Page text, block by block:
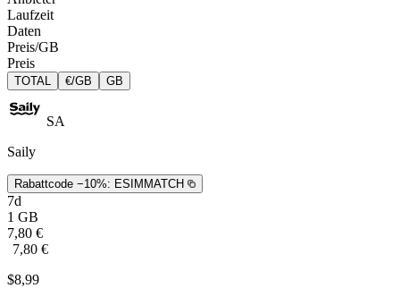
Laufzeit
Daten
Preis/GB
Preis
TOTAL €/GB GB
SA
Saily
Rabattcode −10%: ESIMMATCH
7d
1 GB
7,80 €
7,80 €
$8,99